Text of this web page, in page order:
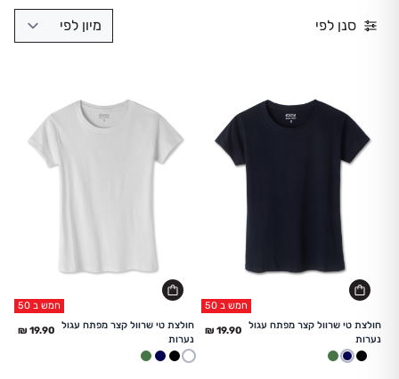
סנן לפי
מיון לפי
חמש ב 50
חולצת טי שרוול קצר מפתח עגול
נערות
לבןשחורכחול
זית
החל מ
חמש ב 50
חולצת טי שרוול קצר מפתח עגול
נערות
לבןשחורכחול
זית
החל מ